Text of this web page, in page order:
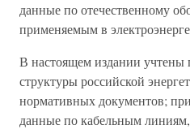
данные по отечественному
применяемым в
В настоящем издании учтены
структуры российской
нормативных документов;
данные по кабельным